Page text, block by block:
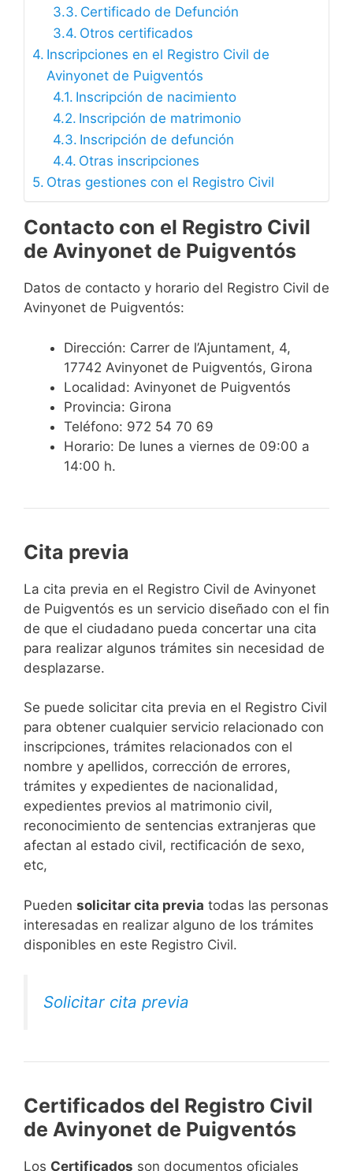
Certificado de Defunción
Otros certificados
Inscripciones en el Registro Civil de
Avinyonet de Puigventós
Inscripción de nacimiento
Inscripción de matrimonio
Inscripción de defunción
Otras inscripciones
Otras gestiones con el Registro Civil
Contacto con el Registro Civil
de Avinyonet de Puigventós
Datos de contacto y horario del Registro Civil de
Avinyonet de Puigventós:
Dirección: Carrer de l’Ajuntament, 4,
17742 Avinyonet de Puigventós, Girona
Localidad: Avinyonet de Puigventós
Provincia: Girona
Teléfono: 972 54 70 69
Horario: De lunes a viernes de 09:00 a
14:00 h.
Cita previa
​​​​​​​​​​​​​​​​​​​​​​​​​​​​La cita previa en el Registro Civil de Avinyonet
de Puigventós es un servicio diseñado con el fin
de que el ciudadano pueda concertar una cita
para realizar algunos trámites sin necesidad de
desplazarse.​
Se puede solicitar cita previa en el Registro Civil
para obtener cualquier servicio relacionado con
inscripciones, trámites relacionados con el
nombre y apellidos, corrección de errores,
trámites y expedientes de nacionalidad,
expedientes previos al matrimonio civil,
reconocimiento de sentencias extranjeras que
afectan al estado civil, rectificación de sexo,
etc,
​Pueden solicitar cita previa todas las personas
interesadas en realizar alguno de los trámites
disponibles en este Registro Civil.​
Solicitar cita previa
Certificados del Registro Civil
de Avinyonet de Puigventós
Los Certificados son documentos oficiales